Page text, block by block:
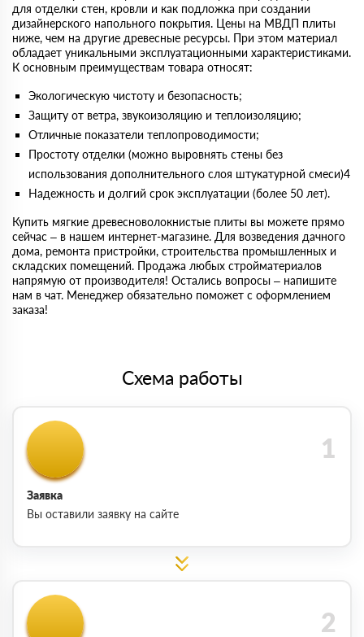
для отделки стен, кровли и как подложка при создании
дизайнерского напольного покрытия. Цены на МВДП плиты
ниже, чем на другие древесные ресурсы. При этом материал
обладает уникальными эксплуатационными характеристиками.
К основным преимуществам товара относят:
Экологическую чистоту и безопасность;
Защиту от ветра, звукоизоляцию и теплоизоляцию;
Отличные показатели теплопроводимости;
Простоту отделки (можно выровнять стены без
использования дополнительного слоя штукатурной смеси)4
Надежность и долгий срок эксплуатации (более 50 лет).
Купить мягкие древесноволокнистые плиты вы можете прямо
сейчас – в нашем интернет-магазине. Для возведения дачного
дома, ремонта пристройки, строительства промышленных и
складских помещений. Продажа любых стройматериалов
напрямую от производителя! Остались вопросы – напишите
нам в чат. Менеджер обязательно поможет с оформлением
заказа!
Схема работы
Заявка
Вы оставили заявку на сайте